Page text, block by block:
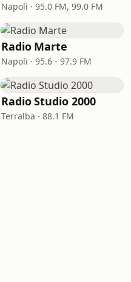
Napoli · 95.0 FM, 99.0 FM
Radio Marte
Napoli · 95.6 - 97.9 FM
Radio Studio 2000
Terralba · 88.1 FM